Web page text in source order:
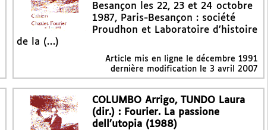
Besançon les 22, 23 et 24 octobre
1987, Paris-Besançon : société
Proudhon et Laboratoire d’histoire
de la (…)
Article mis en ligne ledécembre 1991
dernière modification le 3 avril 2007
COLUMBO Arrigo, TUNDO Laura
(dir.) : Fourier. La passione
dell’utopia (1988)